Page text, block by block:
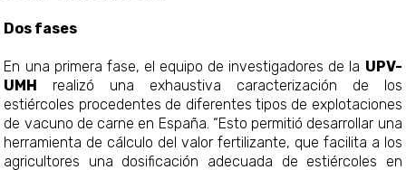
Dos fases
En una primera fase, el equipo de investigadores de la UPV-
UMH realizó una exhaustiva caracterización de los
estiércoles procedentes de diferentes tipos de explotaciones
de vacuno de carne en España. “Esto permitió desarrollar una
herramienta de cálculo del valor fertilizante, que facilita a los
agricultores una dosificación adecuada de estiércoles en